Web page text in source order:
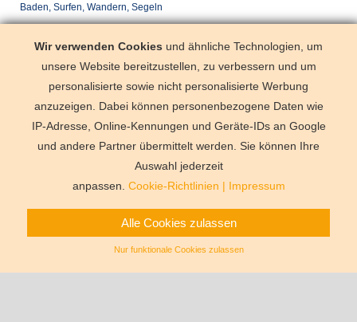
Baden, Surfen, Wandern, Segeln
mit dem Pkw
Vodnjan (<
mit dem Flugzeug
Pula (< 25
Deutschland Florida
Wir verwenden Cookies und ähnliche Technologien, um
unsere Website bereitzustellen, zu verbessern und um
personalisierte sowie nicht personalisierte Werbung
anzuzeigen. Dabei können personenbezogene Daten wie
IP-Adresse, Online-Kennungen und Geräte-IDs an Google
und andere Partner übermittelt werden. Sie können Ihre
Auswahl jederzeit
anpassen. Cookie-Richtlinien | Impressum
Alle Cookies zulassen
Nur funktionale Cookies zulassen